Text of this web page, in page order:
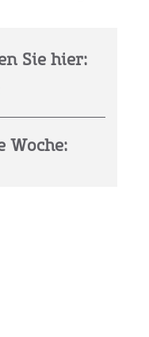
Sie hier:
Woche: